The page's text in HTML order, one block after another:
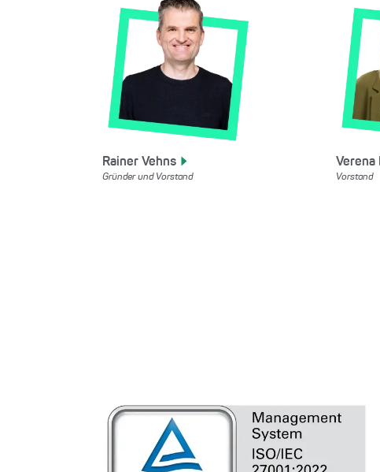
Rainer Vehns
Gründer und Vorstand
Verena
Vorstand